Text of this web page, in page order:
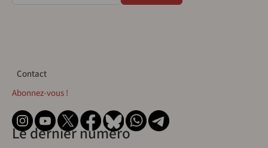
Contact
Contact
Abonnez-vous !
Le dernier numéro